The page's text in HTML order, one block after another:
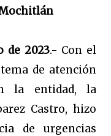
de 2023.- Con el
de atención
la entidad, la
Castro, hizo
de urgencias